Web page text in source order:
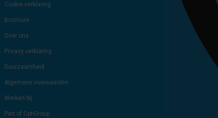
Cookie verklaring
Brochure
Over ons
Privacy verklaring
Duurzaamheid
Algemene voorwaarden
Werken bij
Part of OptiGroup